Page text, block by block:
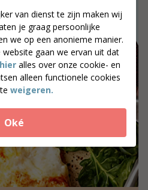
van dienst te zijn maken wij
je graag persoonlijke
we op een anonieme manier.
gaan we ervan uit dat
hier alles over onze cookie- en
alleen functionele cookies
weigeren.
Oké
dat blijft.
Zoek coaches